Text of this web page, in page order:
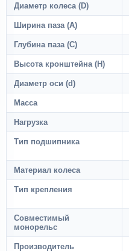
Диаметр колеса (D)
Ширина паза (A)
Глубина паза (C)
Высота кронштейна (H)
Диаметр оси (d)
Масса
Нагрузка
Тип подшипника
Материал колеса
Тип крепления
Совместимый
монорельс
Производитель